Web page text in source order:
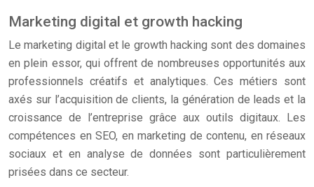
Marketing digital et growth hacking
Le marketing digital et le growth hacking sont des domaines
en plein essor, qui offrent de nombreuses opportunités aux
professionnels créatifs et analytiques. Ces métiers sont
axés sur l’acquisition de clients, la génération de leads et la
croissance de l’entreprise grâce aux outils digitaux. Les
compétences en SEO, en marketing de contenu, en réseaux
sociaux et en analyse de données sont particulièrement
prisées dans ce secteur.